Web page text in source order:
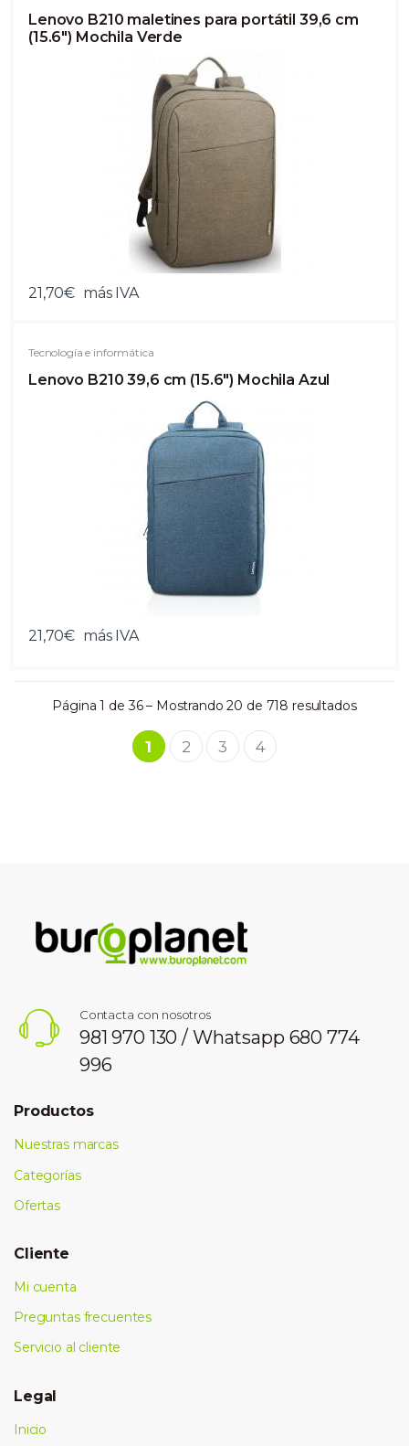
Lenovo B210 maletines para portátil 39,6 cm
(15.6") Mochila Verde
21,70€ más IVA
Tecnología e informática
Lenovo B210 39,6 cm (15.6") Mochila Azul
21,70€ más IVA
Página 1 de 36 – Mostrando 20 de 718 resultados
1 2 3 4
Contacta con nosotros
981 970 130 / Whatsapp 680 774
996
Productos
Nuestras marcas
Categorías
Ofertas
Cliente
Mi cuenta
Preguntas frecuentes
Servicio al cliente
Legal
Inicio